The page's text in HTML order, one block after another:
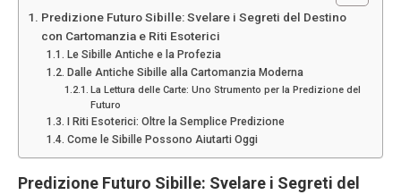
Predizione Futuro Sibille: Svelare i Segreti del Destino
con Cartomanzia e Riti Esoterici
Le Sibille Antiche e la Profezia
Dalle Antiche Sibille alla Cartomanzia Moderna
La Lettura delle Carte: Uno Strumento per la Predizione del
Futuro
I Riti Esoterici: Oltre la Semplice Predizione
Come le Sibille Possono Aiutarti Oggi
Predizione Futuro Sibille: Svelare i Segreti del